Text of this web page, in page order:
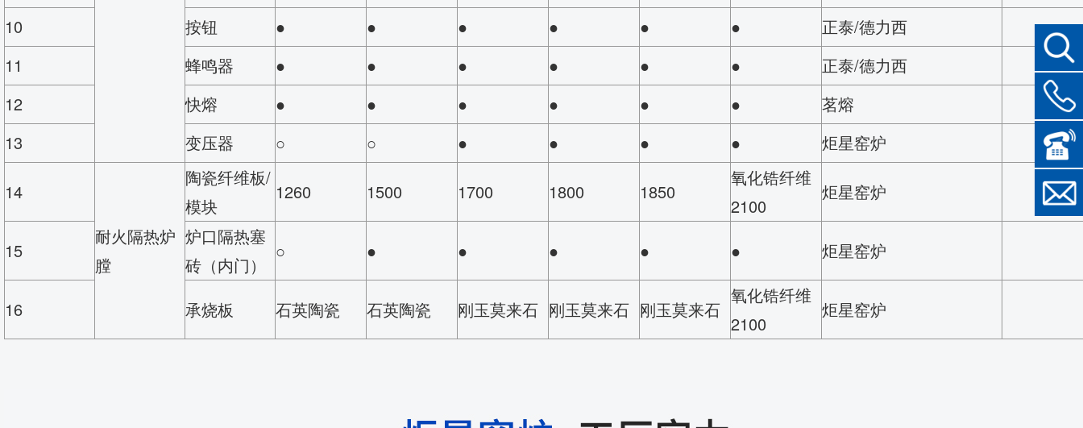
10
按钮 ● ● ● ● ● ●
正泰/德力西
11
蜂鸣器 ● ● ● ● ● ●
正泰/德力西
12
快熔 ● ● ● ● ● ●
茗熔
13
变压器 ○ ○ ● ● ● ● 炬星窑炉
14
耐火隔热炉
膛
陶瓷纤维板/
模块
1260 1500 1700 1800 1850
氧化锆纤维
2100
炬星窑炉
15
炉口隔热塞
砖（内门）
○ ● ● ● ● ● 炬星窑炉
16 承烧板 石英陶瓷 石英陶瓷 刚玉莫来石 刚玉莫来石 刚玉莫来石
氧化锆纤维
2100
炬星窑炉